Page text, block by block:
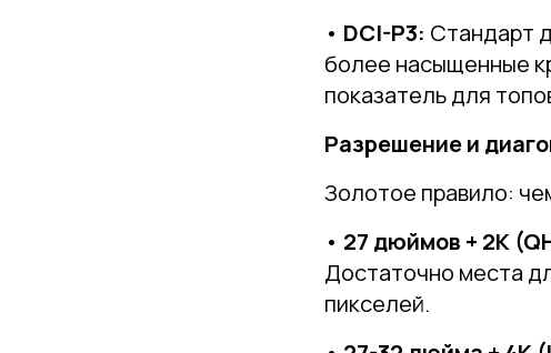
• DCI-P3: Стандарт
более насыщенные
показатель для
Разрешение и
Золотое правило:
• 27 дюймов + 2K
Достаточно места
пикселей.